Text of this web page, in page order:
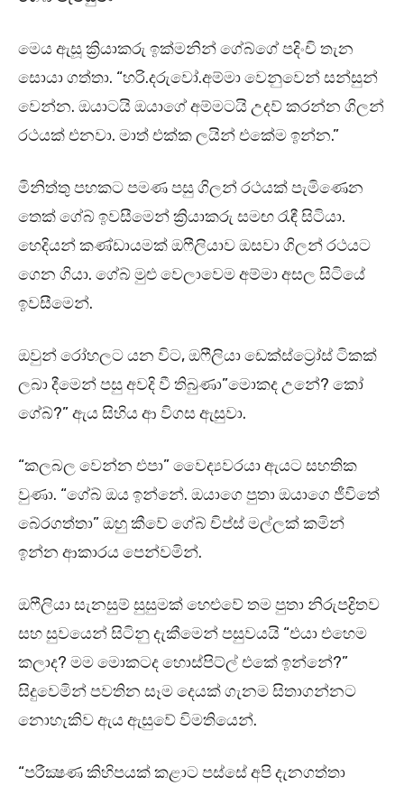
මෙය ඇසූ ක්‍රියාකරු ඉක්මනින් ගේබ්ගේ පදිංචි තැන
සොයා ගත්තා. “හරි.දරුවෝ.අම්මා වෙනුවෙන් සන්සුන්
වෙන්න. ඔයාටයි ඔයාගේ අම්මටයි උදව් කරන්න ගිලන්
රථයක් එනවා. මාත් එක්ක ලයින් එකේම ඉන්න.”
මිනිත්තු පහකට පමණ පසු ගිලන් රථයක් පැමිණෙන
තෙක් ගේබ් ඉවසීමෙන් ක්‍රියාකරු සමඟ රැඳී සිටියා.
හෙදියන් කණ්ඩායමක් ඔෆීලියාව ඔසවා ගිලන් රථයට
ගෙන ගියා. ගේබ් මුළු වෙලාවෙම අම්මා අසල සිටියේ
ඉවසීමෙන්.
ඔවුන් රෝහලට යන විට, ඔෆීලියා ඩෙක්ස්ට්‍රෝස් ටිකක්
ලබා දීමෙන් පසු අවදි වී තිබුණා”මොකද උනේ? කෝ
ගේබ්?” ඇය සිහිය ආ විගස ඇසුවා.
“කලබල වෙන්න එපා” වෛද්‍යවරයා ඇයට සහතික
වුණා. “ගේබ් ඔය ඉන්නේ. ඔයාගෙ පුතා ඔයාගෙ ජීවිතේ
බේරගත්තා” ඔහු කීවේ ගේබ් චිප්ස් මල්ලක් කමින්
ඉන්න ආකාරය පෙන්වමින්.
ඔෆීලියා සැනසුම් සුසුමක් හෙළුවේ තම පුතා නිරුපද්‍රිතව
සහ සුවයෙන් සිටිනු දැකීමෙන් පසුවයයි “එයා එහෙම
කලාද? මම මොකටද හොස්පිට්ල් එකේ ඉන්නේ?”
සිදුවෙමින් පවතින සෑම දෙයක් ගැනම සිතාගන්නට
නොහැකිව ඇය ඇසුවේ විමතියෙන්.
“පරීක්‍ෂණ කිහිපයක් කළාට පස්සේ අපි දැනගත්තා